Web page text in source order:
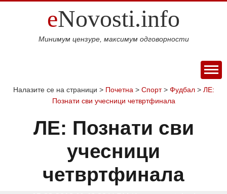
eNovosti.info
Минимум цензуре, максимум одговорности
ПОЧЕТНА
ВИЈЕСТИ
СПОРТ
МАГАЗИН
Занимљивости
Култура
Образовање
ЕКОНОМИЈА
ДРУШТВО
КОЛУМНЕ
Налазите се на страници > Почетна > Спорт> Фудбал> ЛЕ:
Познати сви учесници четвртфинала
ЛЕ: Познати сви
учесници
четвртфинала